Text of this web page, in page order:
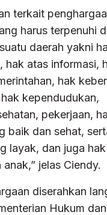
terkait
harus terpenuhi
daerah yakni
hak atas informasi,
hak
kependudukan,
pekerjaan,
baik dan sehat,
layak, dan juga hak
jelas Ciendy.
diserahkan
Hukum